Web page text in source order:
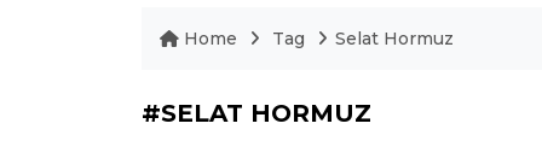
Home Tag Selat Hormuz
#SELAT HORMUZ